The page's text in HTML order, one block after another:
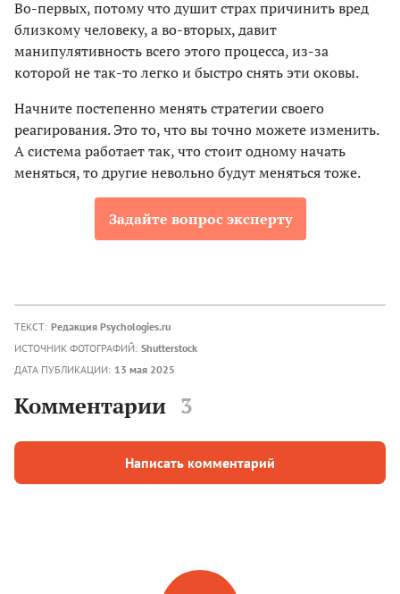
Во-первых, потому что душит страх причинить вред
близкому человеку, а во-вторых, давит
манипулятивность всего этого процесса, из-за
которой не так-то легко и быстро снять эти оковы.
Начните постепенно менять стратегии своего
реагирования. Это то, что вы точно можете изменить.
А система работает так, что стоит одному начать
меняться, то другие невольно будут меняться тоже.
Задайте вопрос эксперту
ТЕКСТ: Редакция Psychologies.ru
ИСТОЧНИК ФОТОГРАФИЙ: Shutterstock
ДАТА ПУБЛИКАЦИИ: 13 мая 2025
Комментарии 3
Написать комментарий